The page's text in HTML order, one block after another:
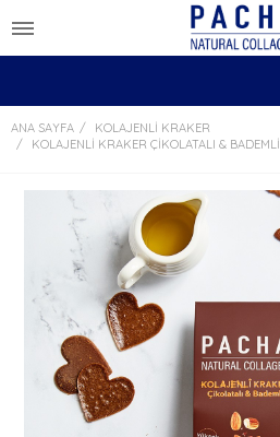
ANA SAYFA
KOLAJENLI KRAKER
KOLAJENLI KRAKER ÇIKOLATALI & BADEMLI